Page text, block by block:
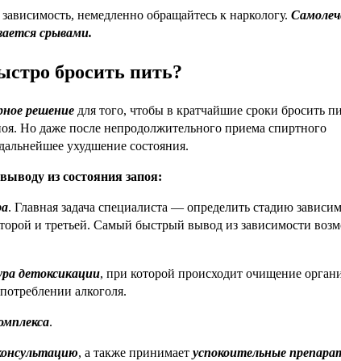
немедленно обращайтесь к наркологу.
срывами.
бросить пить?
решение для того, чтобы в кратчайшие сроки бросить
Но даже после непродолжительного приема спиртного
ухудшение состояния.
из состояния запоя:
. Главная задача специалиста — определить стадию
и третьей. Самый быстрый вывод из зависимости
детоксикации, при которой происходит очищение
алкоголя.
.
, а также принимает успокоительные